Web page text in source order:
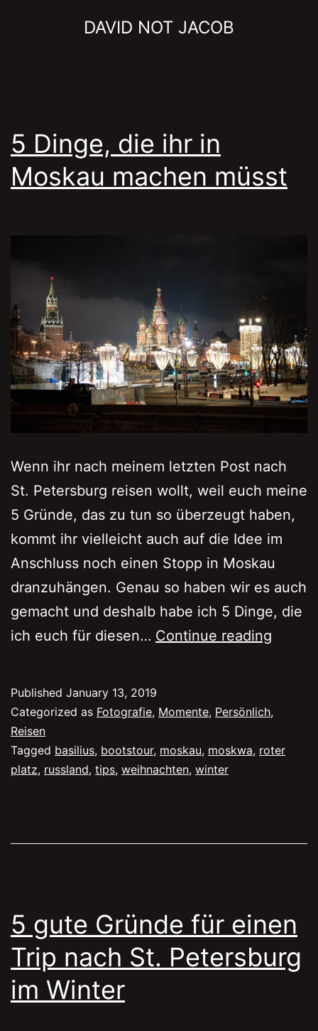
DAVID NOT JACOB
5 Dinge, die ihr in
Moskau machen müsst
Wenn ihr nach meinem letzten Post nach
St. Petersburg reisen wollt, weil euch meine
5 Gründe, das zu tun so überzeugt haben,
kommt ihr vielleicht auch auf die Idee im
Anschluss noch einen Stopp in Moskau
dranzuhängen. Genau so haben wir es auch
gemacht und deshalb habe ich 5 Dinge, die
ich euch für diesen… Continue reading
Published January 13, 2019
Categorized as Fotografie, Momente, Persönlich,
Reisen
Tagged basilius, bootstour, moskau, moskwa, roter
platz, russland, tips, weihnachten, winter
5 gute Gründe für einen
Trip nach St. Petersburg
im Winter